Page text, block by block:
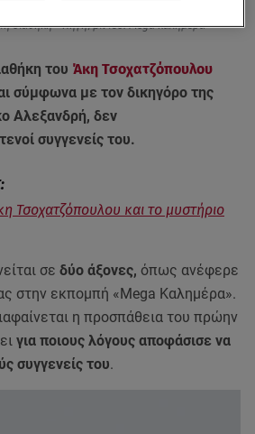
διαθήκη - Πηγή/βίντεο: Mega καλημέρα
του Άκη Τσοχατζόπουλου
σύμφωνα με τον δικηγόρο της
Αλεξανδρή, δεν
συγγενείς του.
Τσοχατζόπουλου και το μυστήριο
σε δύο άξονες, όπως ανέφερε
στην εκπομπή «Mega Καλημέρα».
η προσπάθεια του πρώην
για ποιους λόγους αποφάσισε να
συγγενείς του.